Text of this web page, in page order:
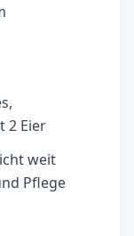
2 Eier
weit
Pflege